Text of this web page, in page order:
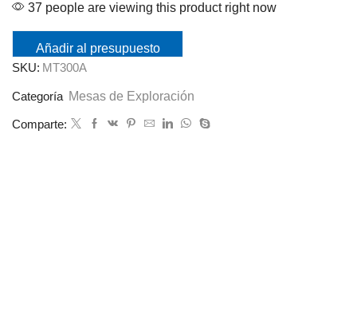
37 people are viewing this product right now
Añadir al presupuesto
SKU: MT300A
Categoría Mesas de Exploración
Comparte: